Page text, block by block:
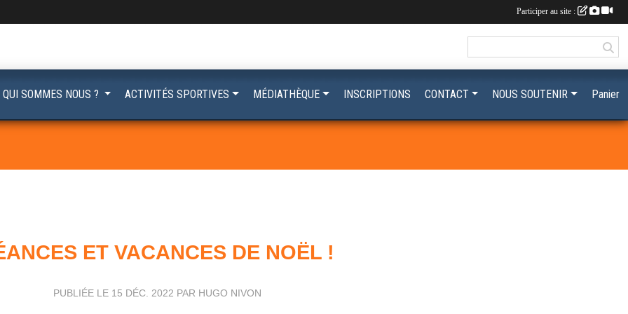
ET VACANCES DE NOËL !
PUBLIÉE LE 15 DÉC. 2022 PAR HUGO NIVON
QUI SOMMES NOUS ? ACTIVITÉS SPORTIVES MÉDIATHÈQUE INSCRIPTIONS CONTACT NOUS SOUTENIR Panier
Participer au site :